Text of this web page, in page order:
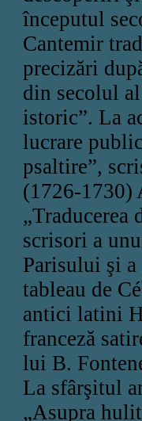
începutul
Cantemir
precizări
din secolul
istoric”. La
lucrare
psaltire”,
(1726-1730)
„Traducerea
scrisori a
Parisului şi
tableau de
antici latini
franceză
lui B.
La sfârşitul
„Asupra